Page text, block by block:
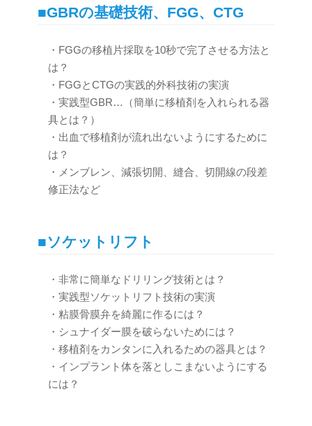
■GBRの基礎技術、FGG、CTG
・FGGの移植片採取を10秒で完了させる方法と
は？
・FGGとCTGの実践的外科技術の実演
・実践型GBR…（簡単に移植剤を入れられる器
具とは？）
・出血で移植剤が流れ出ないようにするために
は？
・メンブレン、減張切開、縫合、切開線の段差
修正法など
■ソケットリフト
・非常に簡単なドリリング技術とは？
・実践型ソケットリフト技術の実演
・粘膜骨膜弁を綺麗に作るには？
・シュナイダー膜を破らないためには？
・移植剤をカンタンに入れるための器具とは？
・インプラント体を落としこまないようにする
には？